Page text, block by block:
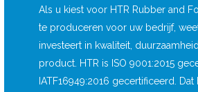
Als u kiest voor HTR Rubber and
te produceren voor uw bedrijf,
investeert in kwaliteit,
product. HTR is ISO 9001:2015
IATF16949:2016 gecertificeerd.